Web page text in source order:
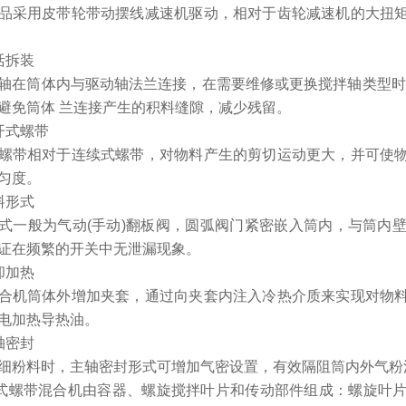
采用皮带轮带动摆线减速机驱动，相对于齿轮减速机的大扭
拆装
在筒体内与驱动轴法兰连接，在需要维修或更换搅拌轴类型
免筒体 兰连接产生的积料缝隙，减少残留。
式螺带
带相对于连续式螺带，对物料产生的剪切运动更大，并可使
度。
形式
一般为气动(手动)翻板阀，圆弧阀门紧密嵌入筒内，与筒内
在频繁的开关中无泄漏现象。
加热
机筒体外增加夹套，通过向夹套内注入冷热介质来实现对物
加热导热油。
密封
粉料时，主轴密封形式可增加气密设置，有效隔阻筒内外气
螺带混合机由容器、螺旋搅拌叶片和传动部件组成：螺旋叶